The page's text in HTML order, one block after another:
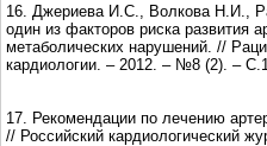
16. Джериева И.С., Волкова Н.И.,
один из факторов риска развития
метаболических нарушений. //
кардиологии. – 2012. – №8 (2). –
17. Рекомендации по лечению
// Российский кардиологический